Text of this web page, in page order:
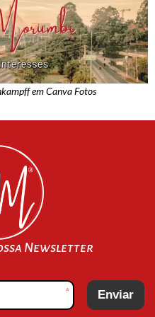
em Canva Fotos
Newsletter
* Enviar